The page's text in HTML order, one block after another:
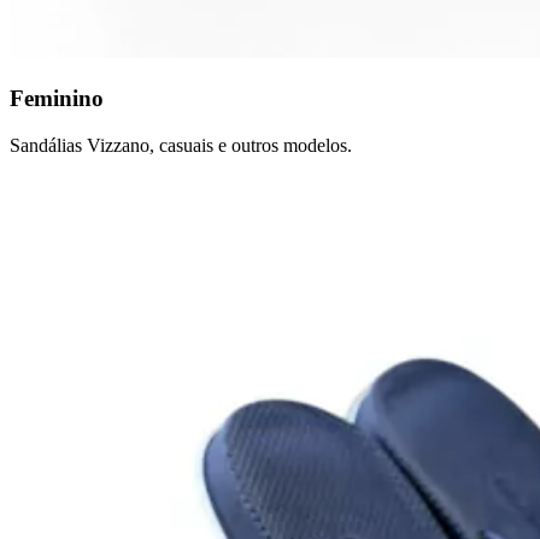
Feminino
Sandálias Vizzano, casuais e outros modelos.